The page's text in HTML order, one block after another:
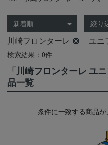
絞り
川崎フロンターレ ユニ
検索結果：0件
「川崎フロンターレ ユ
品一覧
条件に一致する商品が